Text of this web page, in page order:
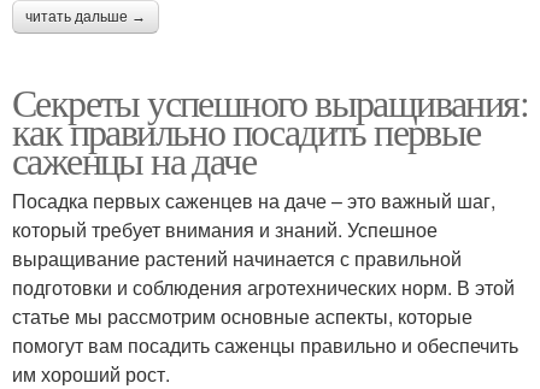
читать дальше →
Секреты успешного выращивания:
как правильно посадить первые
саженцы на даче
Посадка первых саженцев на даче – это важный шаг,
который требует внимания и знаний. Успешное
выращивание растений начинается с правильной
подготовки и соблюдения агротехнических норм. В этой
статье мы рассмотрим основные аспекты, которые
помогут вам посадить саженцы правильно и обеспечить
им хороший рост.